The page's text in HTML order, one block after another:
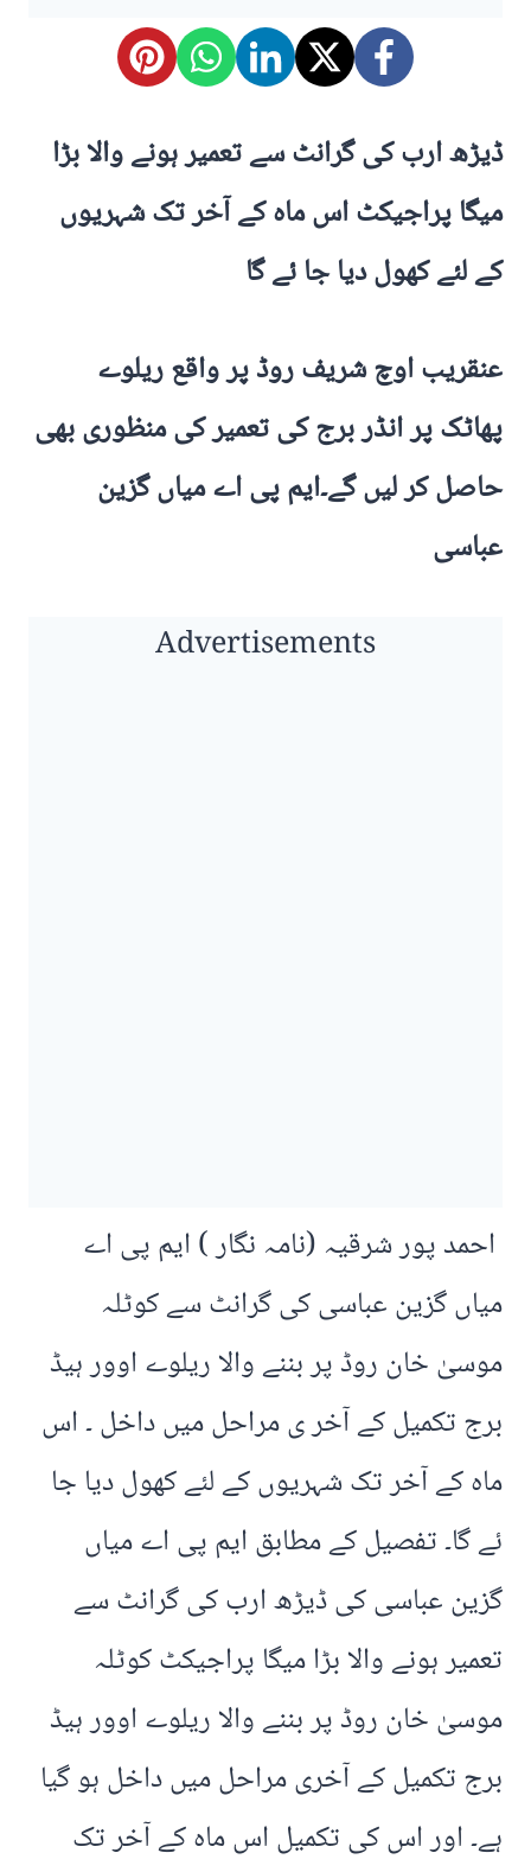
ڈیڑھ ارب کی گرانٹ سے تعمیر ہونے والا بڑا
میگا پراجیکٹ اس ماہ کے آخر تک شہریوں
کے لئے کھول دیا جا ئے گا
عنقریب اوچ شریف روڈ پر واقع ریلوے
پھاٹک پر انڈر برج کی تعمیر کی منظوری بھی
حاصل کر لیں گے۔ایم پی اے میاں گزین
عباسی
Advertisements
احمد پور شرقیہ (نامہ نگار ) ایم پی اے
میاں گزین عباسی کی گرانٹ سے کوٹلہ
موسیٰ خان روڈ پر بننے والا ریلوے اوور ہیڈ
برج تکمیل کے آخر ی مراحل میں داخل ۔ اس
ماہ کے آخر تک شہریوں کے لئے کھول دیا جا
ئے گا۔ تفصیل کے مطابق ایم پی اے میاں
گزین عباسی کی ڈیڑھ ارب کی گرانٹ سے
تعمیر ہونے والا بڑا میگا پراجیکٹ کوٹلہ
موسیٰ خان روڈ پر بننے والا ریلوے اوور ہیڈ
برج تکمیل کے آخری مراحل میں داخل ہو گیا
ہے۔ اور اس کی تکمیل اس ماہ کے آخر تک